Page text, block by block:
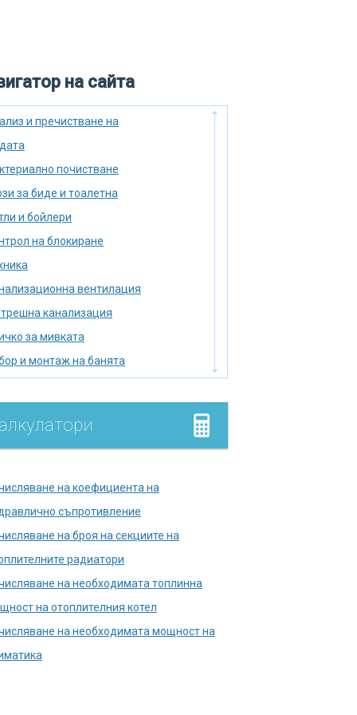
на сайта
и пречистване на
почистване
за биде и тоалетна
и бойлери
на блокиране
вентилация
канализация
за мивката
и монтаж на банята
вана
тоалетна
в държавни
кабина
на коефициента на
съпротивление
на броя на секциите на
радиатори
на необходимата топлинна
на отоплителния котел
на необходимата мощност на